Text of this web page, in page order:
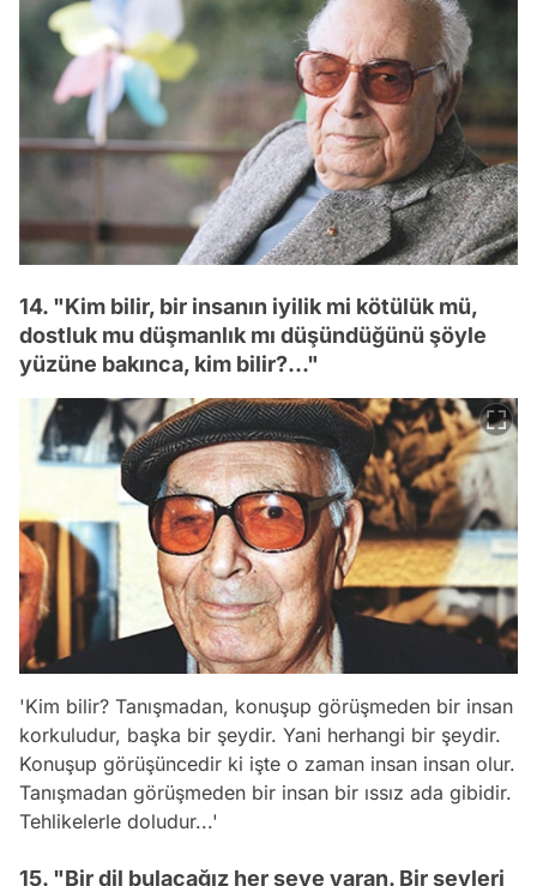
14. "Kim bilir, bir insanın iyilik mi kötülük mü,
dostluk mu düşmanlık mı düşündüğünü şöyle
yüzüne bakınca, kim bilir?..."
'Kim bilir? Tanışmadan, konuşup görüşmeden bir insan
korkuludur, başka bir şeydir. Yani herhangi bir şeydir.
Konuşup görüşüncedir ki işte o zaman insan insan olur.
Tanışmadan görüşmeden bir insan bir ıssız ada gibidir.
Tehlikelerle doludur...'
15. "Bir dil bulacağız her şeye varan. Bir şeyleri